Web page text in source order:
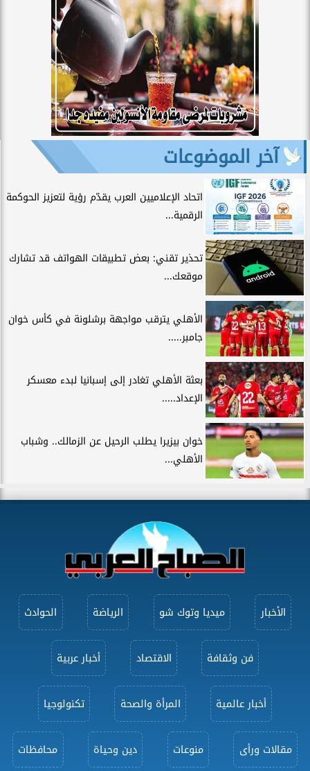
آخر الموضوعات
اتحاد الإعلاميين العرب يقدّم رؤية لتعزيز الحوكمة
الرقمية...
تحذير تقني: بعض تطبيقات الهواتف قد تشارك
موقعك...
الأهلي يترقب مواجهة برشلونة في كأس خوان
جامبر.....
بعثة الأهلي تغادر إلى إسبانيا لبدء معسكر
الإعداد.....
خوان بيزيرا يطلب الرحيل عن الزمالك.. وشباب
الأهلي...
الأخبار ميديا وتوك شو الرياضة الحوادث
فن وثقافة الاقتصاد أخبار عربية
أخبار عالمية المرأة والصحة تكنولوجيا
مقالات ورأى منوعات دين وحياة محافظات